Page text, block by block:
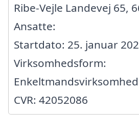
Ribe-Vejle Landevej 65,
Ansatte:
Startdato: 25. januar
Virksomhedsform:
Enkeltmandsvirksomhed
CVR: 42052086